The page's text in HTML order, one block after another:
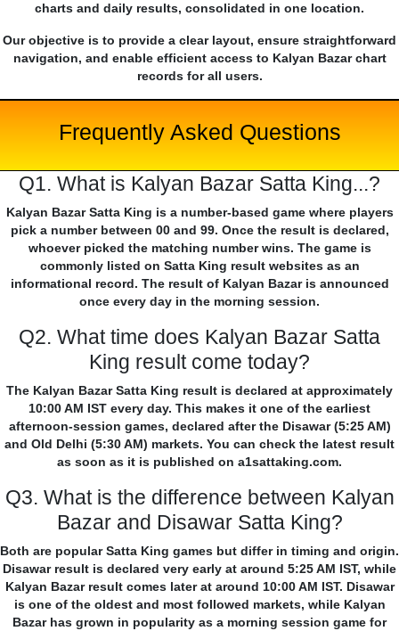
charts and daily results, consolidated in one location.
Our objective is to provide a clear layout, ensure straightforward
navigation, and enable efficient access to Kalyan Bazar chart
records for all users.
Frequently Asked Questions
Q1. What is Kalyan Bazar Satta King...?
Kalyan Bazar Satta King is a number-based game where players
pick a number between 00 and 99. Once the result is declared,
whoever picked the matching number wins. The game is
commonly listed on Satta King result websites as an
informational record. The result of Kalyan Bazar is announced
once every day in the morning session.
Q2. What time does Kalyan Bazar Satta
King result come today?
The Kalyan Bazar Satta King result is declared at approximately
10:00 AM IST every day. This makes it one of the earliest
afternoon-session games, declared after the Disawar (5:25 AM)
and Old Delhi (5:30 AM) markets. You can check the latest result
as soon as it is published on a1sattaking.com.
Q3. What is the difference between Kalyan
Bazar and Disawar Satta King?
Both are popular Satta King games but differ in timing and origin.
Disawar result is declared very early at around 5:25 AM IST, while
Kalyan Bazar result comes later at around 10:00 AM IST. Disawar
is one of the oldest and most followed markets, while Kalyan
Bazar has grown in popularity as a morning session game for